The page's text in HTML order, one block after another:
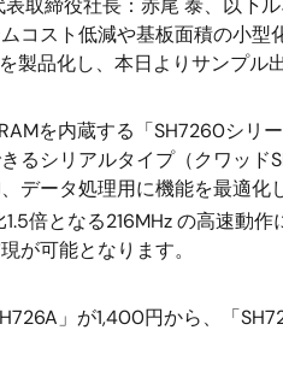
取締役社長：赤尾 泰、以下
コスト低減や基板面積の小
製品化し、本日よりサンプル
を内蔵する「SH7260シリ
るシリアルタイプ（クワッ
データ処理用に機能を最適
倍となる216MHz の高速動
が可能となります。
」が1,400円から、「